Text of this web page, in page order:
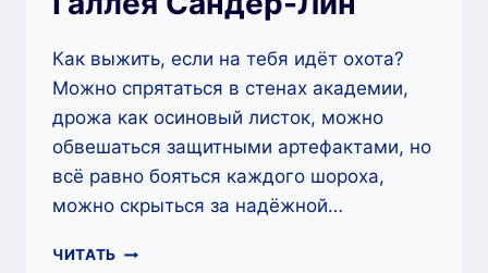
Как выжить, если на тебя идёт охота?
Можно спрятаться в стенах академии,
дрожа как осиновый листок, можно
обвешаться защитными артефактами, но
всё равно бояться каждого шороха,
можно скрыться за надёжной…
ЧИТАТЬ ТАЛАНТЛИВАЯ